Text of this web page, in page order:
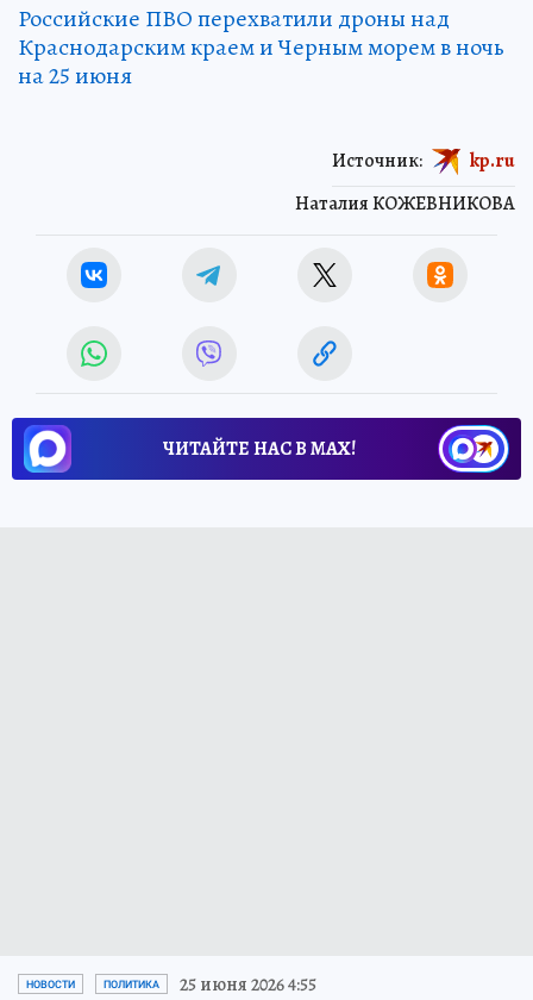
Российские ПВО перехватили дроны над
Краснодарским краем и Черным морем в ночь
на 25 июня
Наталия КОЖЕВНИКОВА
Источник: kp.ru
ЧИТАЙТЕ НАС В МАХ!
НОВОСТИ ПОЛИТИКА 25 июня 2026 4:55